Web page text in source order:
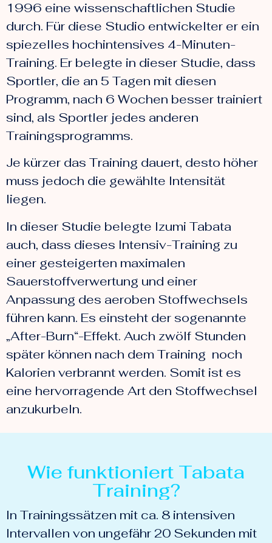
1996 eine wissenschaftlichen Studie
durch. Für diese Studio entwickelter er ein
spiezelles hochintensives 4-Minuten-
Training. Er belegte in dieser Studie, dass
Sportler, die an 5 Tagen mit diesen
Programm, nach 6 Wochen besser trainiert
sind, als Sportler jedes anderen
Trainingsprogramms.
Je kürzer das Training dauert, desto höher
muss jedoch die gewählte Intensität
liegen.
In dieser Studie belegte Izumi Tabata
auch, dass dieses Intensiv-Training zu
einer gesteigerten maximalen
Sauerstoffverwertung und einer
Anpassung des aeroben Stoffwechsels
führen kann. Es einsteht der sogenannte
„After-Burn“-Effekt. Auch zwölf Stunden
später können nach dem Training noch
Kalorien verbrannt werden. Somit ist es
eine hervorragende Art den Stoffwechsel
anzukurbeln.
Wie funktioniert Tabata
Training?
In Trainingssätzen mit ca. 8 intensiven
Intervallen von ungefähr 20 Sekunden mit